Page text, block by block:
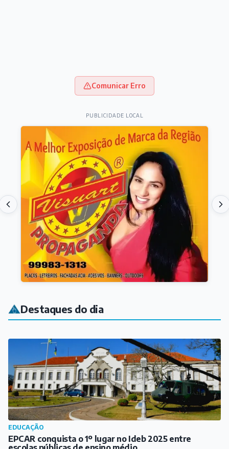
Comunicar Erro
PUBLICIDADE LOCAL
Destaques do dia
EDUCAÇÃO
EPCAR conquista o 1º lugar no Ideb 2025 entre